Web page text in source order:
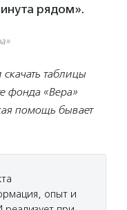
рядом».
таблицы
фонда «Вера»
помощь бывает
опыт и